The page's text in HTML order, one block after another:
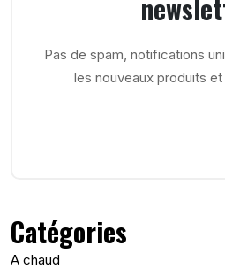
Pas de spam, notifications
les nouveaux produits
Catégories
A chaud